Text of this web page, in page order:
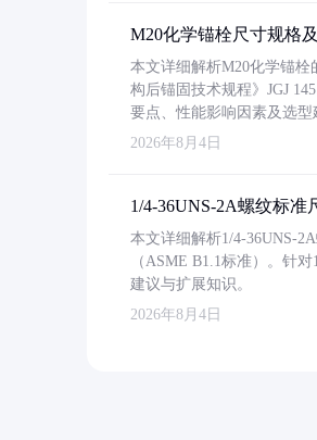
M20化学锚栓尺寸规格
本文详细解析M20化学锚
构后锚固技术规程》JGJ
要点、性能影响因素及选型
2026年8月4日
1/4-36UNS-2A螺纹标准
本文详细解析1/4-36UNS-
（ASME B1.1标准）。针
建议与扩展知识。
2026年8月4日